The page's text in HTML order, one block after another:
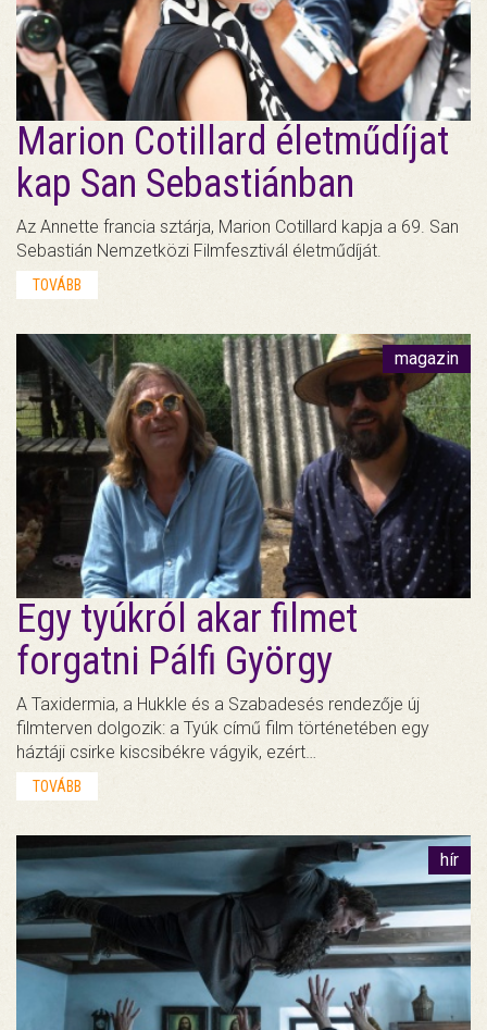
Marion Cotillard életműdíjat
kap San Sebastiánban
Az Annette francia sztárja, Marion Cotillard kapja a 69. San
Sebastián Nemzetközi Filmfesztivál életműdíját.
TOVÁBB
magazin
Egy tyúkról akar filmet
forgatni Pálfi György
A Taxidermia, a Hukkle és a Szabadesés rendezője új
filmterven dolgozik: a Tyúk című film történetében egy
háztáji csirke kiscsibékre vágyik, ezért…
TOVÁBB
hír